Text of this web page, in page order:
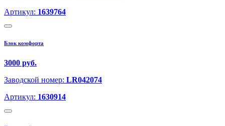
Артикул: 1639764
Блок комфорта
3000 руб.
Заводской номер: LR042074
Артикул: 1630914